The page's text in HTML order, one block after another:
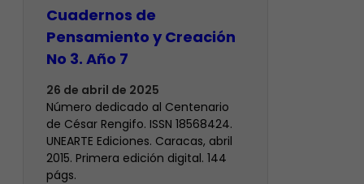
Cuadernos de
Pensamiento y Creación
No 3. Año 7
26 de abril de 2025
Número dedicado al Centenario
de César Rengifo. ISSN 18568424.
UNEARTE Ediciones. Caracas, abril
2015. Primera edición digital. 144
págs.